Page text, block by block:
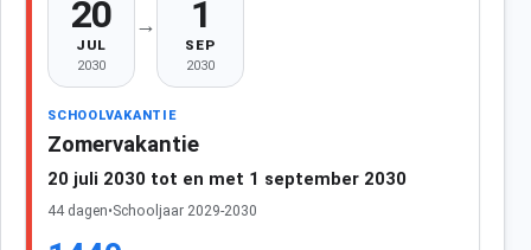
20
JUL
2030
→ 1
SEP
2030
SCHOOLVAKANTIE
Zomervakantie
20 juli 2030 tot en met 1 september 2030
44 dagen•Schooljaar 2029-2030